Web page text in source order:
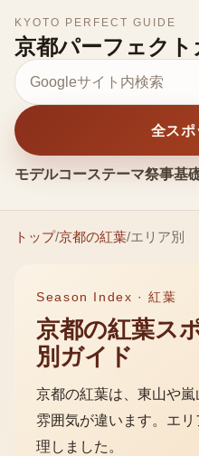
KYOTO PERFECT GUIDE
京都パーフェクト
モデルコーステーマ祭事基
サイト内検索
全スポ
トップ/京都の紅葉/エリア別
Season Index ·紅葉
京都の紅葉ス
別ガイド
京都の紅葉は、東山や
雰囲気が違います。エ
理しました。